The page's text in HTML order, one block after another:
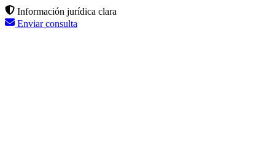
Información jurídica clara
Enviar consulta